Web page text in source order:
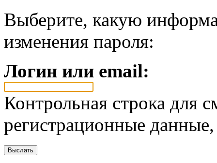
Выберите, какую
изменения пароля:
Логин или email:
Контрольная строка для
регистрационные